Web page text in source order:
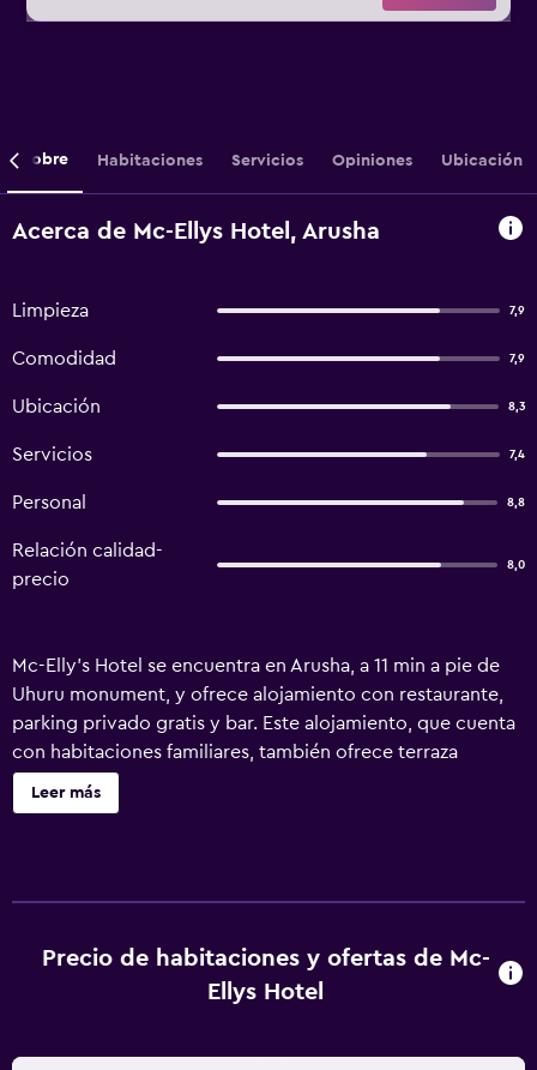
Sobre Habitaciones Servicios Opiniones Ubicación
Acerca de Mc-Ellys Hotel, Arusha
Limpieza 7,9
Comodidad 7,9
Ubicación 8,3
Servicios 7,4
Personal 8,8
Relación calidad-
precio
8,0
Mc-Elly's Hotel se encuentra en Arusha, a 11 min a pie de
Uhuru monument, y ofrece alojamiento con restaurante,
parking privado gratis y bar. Este alojamiento, que cuenta
con habitaciones familiares, también ofrece terraza
solárium. El alojamiento dispone de recepción 24 horas,
traslado para ir o volver del aeropuerto, servicio de
unidades cuentan con nevera. El desayuno está disponible
e incluye opciones buffet, continentales o vegetarianas.
Leer más
Precio de habitaciones y ofertas de Mc-
Ellys Hotel